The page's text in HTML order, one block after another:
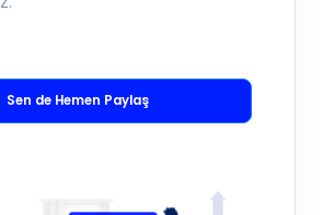
Sen de Hemen Paylaş